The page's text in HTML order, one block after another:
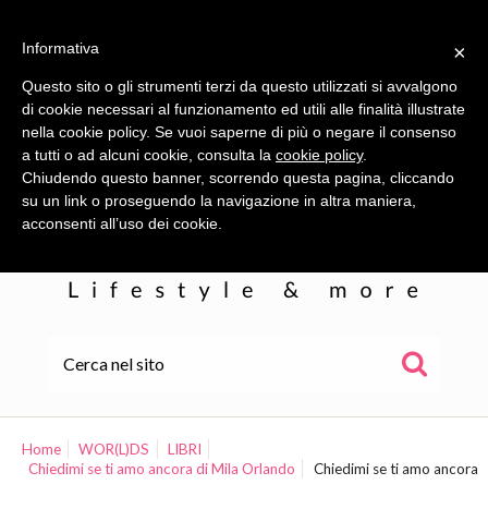
WOR(L)DS
Home WOR(L)DS
LIBRI
Chiedimi se ti amo ancora di Mila Orlando
Chiedimi se ti amo ancora
×
Informativa
Questo sito o gli strumenti terzi da questo utilizzati si avvalgono
di cookie necessari al funzionamento ed utili alle finalità illustrate
nella cookie policy. Se vuoi saperne di più o negare il consenso
a tutti o ad alcuni cookie, consulta la cookie policy.
Chiudendo questo banner, scorrendo questa pagina, cliccando
su un link o proseguendo la navigazione in altra maniera,
acconsenti all’uso dei cookie.